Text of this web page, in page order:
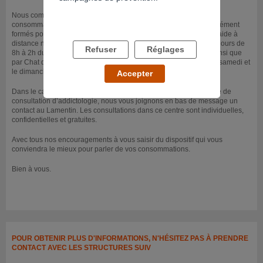
Nous comprenons que vous ayez besoin de faire le point sur vos
consommations d’alcool. Nos écoutantes et écoutants sont précisément
formés pour en échanger avec vous. Cependant, notre service d’aide à
distance ne fonctionne pas sur rendez-vous. Il est ouvert tous les jours de
8h à 2h du matin au 0 800 23 13 13 (appel anonyme et gratuit) ainsi que
par Chat de 14h à minuit du lundi au vendredi et de 14h à 20h le samedi et
le dimanche (heures métropolitaines).
Dans le cas où vous préfériez être reçu sur rendez-vous en centre de
consultation d’addictologie, nous vous joignons en bas de message un
contact au Lamentin. Les consultations dans ce centre sont individuelles,
confidentielles et gratuites.
Avec tous nos encouragements à vous saisir du dispositif qui vous
conviendra le mieux pour parler de vos consommations.
Bien à vous.
POUR OBTENIR PLUS D'INFORMATIONS, N'HÉSITEZ PAS À PRENDRE
CONTACT AVEC LES STRUCTURES SUIV
Refuser Réglages
Accepter